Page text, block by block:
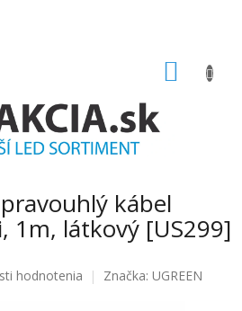
kábel
1m, látkový [US299]
hodnotenia Značka: UGREEN